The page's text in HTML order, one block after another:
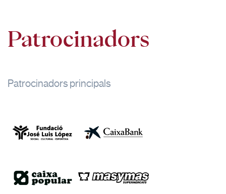
Patrocinadors
Patrocinadors principals